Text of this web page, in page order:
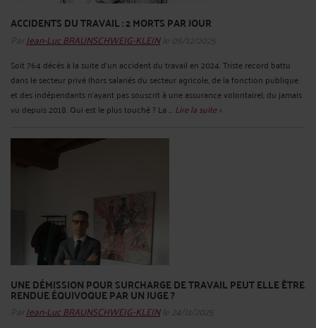
ACCIDENTS DU TRAVAIL : 2 MORTS PAR JOUR
Par Jean-Luc BRAUNSCHWEIG-KLEINle 05/12/2025
Soit 764 décès à la suite d’un accident du travail en 2024. Triste record battu
dans le secteur privé (hors salariés du secteur agricole, de la fonction publique
et des indépendants n’ayant pas souscrit à une assurance volontaire), du jamais
vu depuis 2018. Qui est le plus touché ? La ... Lire la suite >
UNE DÉMISSION POUR SURCHARGE DE TRAVAIL PEUT ELLE ÊTRE
RENDUE ÉQUIVOQUE PAR UN JUGE ?
Par Jean-Luc BRAUNSCHWEIG-KLEINle 24/11/2025